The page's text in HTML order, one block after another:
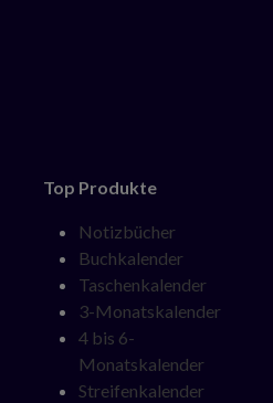
Top Produkte
Navigation
überspringen
Notizbücher
Buchkalender
Taschenkalender
3-Monatskalender
4 bis 6-
Monatskalender
Streifenkalender